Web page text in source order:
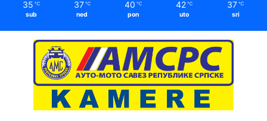
35 ℃
sub
37 ℃
ned
40 ℃
pon
42 ℃
uto
37 ℃
sri